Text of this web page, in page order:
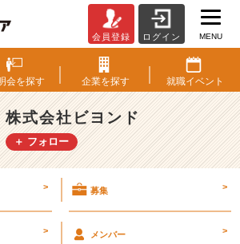
用
サ
イ
ト
を
リ
ア
会員登録 ログイン MENU
会を探す 企業を探す 就職イベント
株式会社ビヨンド
＋ フォロー
> 募集 >
> メンバー >